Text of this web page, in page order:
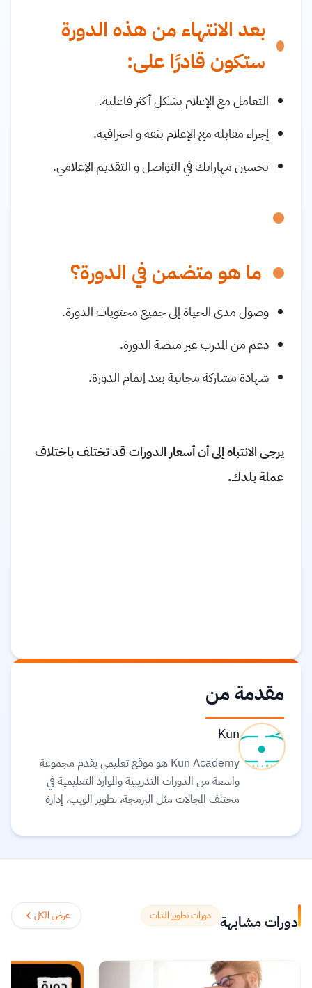
بعد الانتهاء من هذه الدورة
ستكون قادرًا على:
التعامل مع الإعلام بشكل أكثر فاعلية.
إجراء مقابلة مع الإعلام بثقة و احترافية.
تحسين مهاراتك في التواصل و التقديم الإعلامي.
ما هو متضمن في الدورة؟
وصول مدى الحياة إلى جميع محتويات الدورة.
دعم من المدرب عبر منصة الدورة.
شهادة مشاركة مجانية بعد إتمام الدورة.
يرجى الانتباه إلى أن أسعار الدورات قد تختلف باختلاف
عملة بلدك.
مقدمة من
Kun
Kun Academy هو موقع تعليمي يقدم مجموعة
واسعة من الدورات التدريبية والموارد التعليمية في
مختلف المجالات مثل البرمجة، تطوير الويب، إدارة
اكتساب المهارات التي يحتاجون إليها للتفوق في سوق
أدوات تفاعلية مثل الاختبارات والتمارين العملية التي
تساعد المتعلمين على تطبيق ما تعلموه. كما يوفر
المهني.اقرأ المزيد.
دورات مشابهة دورات تطوير الذات عرض الكل